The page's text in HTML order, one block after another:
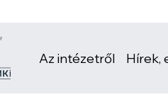
Az intézetről Hírek,